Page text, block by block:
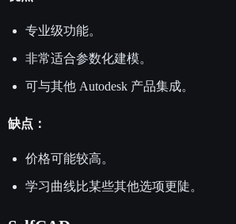
专业级功能。
非常适合参数化建模。
可与其他 Autodesk 产品集成。
缺点：
价格可能较高。
学习曲线比某些其他选项更陡。